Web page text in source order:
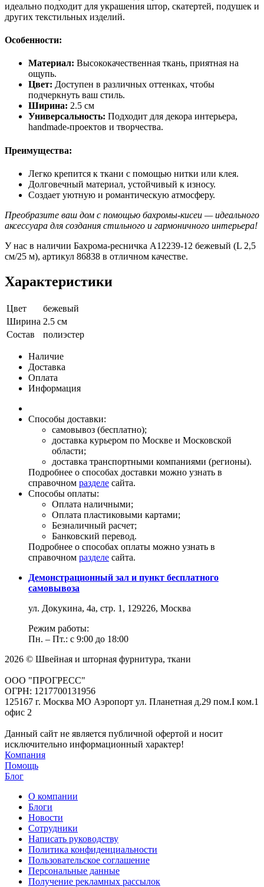
идеально подходит для украшения штор, скатертей, подушек и
других текстильных изделий.
Особенности:
Материал: Высококачественная ткань, приятная на
ощупь.
Цвет: Доступен в различных оттенках, чтобы
подчеркнуть ваш стиль.
Ширина: 2.5 см
Универсальность: Подходит для декора интерьера,
handmade-проектов и творчества.
Преимущества:
Легко крепится к ткани с помощью нитки или клея.
Долговечный материал, устойчивый к износу.
Создает уютную и романтическую атмосферу.
Преобразите ваш дом с помощью бахромы-кисеи — идеального
аксессуара для создания стильного и гармоничного интерьера!
У нас в наличии Бахрома-ресничка A12239-12 бежевый (L 2,5
см/25 м), артикул 86838 в отличном качестве.
Характеристики
Цвет
бежевый
Ширина 2.5 см
Состав
полиэстер
Наличие
Доставка
Оплата
Информация
Способы доставки:
самовывоз (бесплатно);
доставка курьером по Москве и Московской
области;
доставка транспортными компаниями (регионы).
Подробнее о способах доставки можно узнать в
справочном разделе сайта.
Способы оплаты:
Оплата наличными;
Оплата пластиковыми картами;
Безналичный расчет;
Банковский перевод.
Подробнее о способах оплаты можно узнать в
справочном разделе сайта.
Демонстрационный зал и пункт бесплатного
самовывоза
ул. Докукина, 4а, стр. 1, 129226, Москва
Режим работы:
Пн. – Пт.: с 9:00 до 18:00
2026 © Швейная и шторная фурнитура, ткани
ООО "ПРОГРЕСС"
ОГРН: 1217700131956
125167 г. Москва МО Аэропорт ул. Планетная д.29 пом.I ком.1
офис 2
Данный сайт не является публичной офертой и носит
исключительно информационный характер!
Компания
Помощь
Блог
О компании
Блоги
Новости
Сотрудники
Написать руководству
Политика конфиденциальности
Пользовательское соглашение
Персональные данные
Получение рекламных рассылок